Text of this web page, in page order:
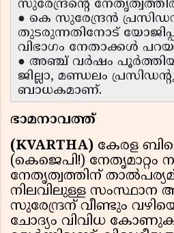
സുരേന്ദ്രൻ്റെ
● കെ സുരേന്ദ്രൻ
തുടരുന്നതിനോട്‌
വിഭാഗം നേതാക്കൾ
● അഞ്ച് വർഷം
ജില്ലാ, മണ്ഡലം
ബാധകമാണ്‌.
ഭാമനാവത്ത്
(KVARTHA) കേരള
(കെജെപി!) നേതൃമാറ്റം
നേതൃത്വത്തിന്
നിലവിലുള്ള സംസ്ഥാന
സുരേന്ദ്രന് വീണ്ടും
ചോദ്യം വിവിധ